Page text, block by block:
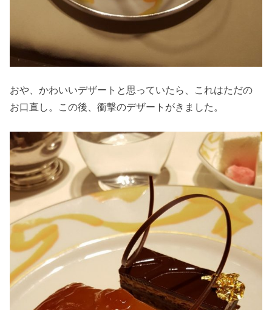
おや、かわいいデザートと思っていたら、これはただの
お口直し。この後、衝撃のデザートがきました。